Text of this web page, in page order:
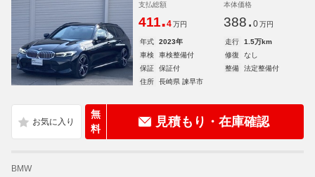
支払総額
411.4 万円
本体価格
388. 0 万円
年式 2023年 走行
1.5万km
車検
車検整備付 修復
なし
保証
保証付 整備
法定整備付
住所
長崎県 諫早市
無
料
見積もり・在庫確認
BMW